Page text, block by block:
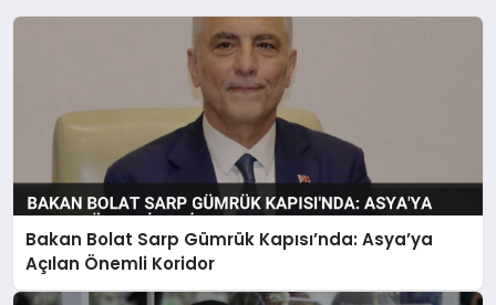
Bakan Bolat Sarp Gümrük Kapısı’nda: Asya’ya
Açılan Önemli Koridor